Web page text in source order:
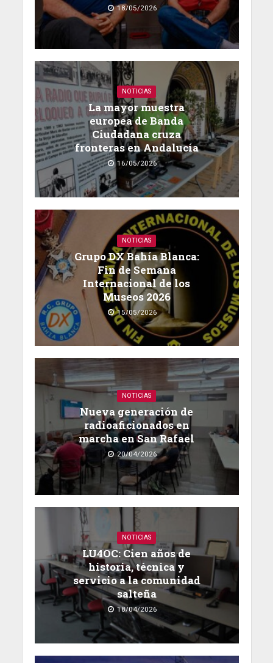
18/05/2026
NOTICIAS
La mayor muestra
europea de Banda
Ciudadana cruza
fronteras en Andalucía
16/05/2026
NOTICIAS
Grupo DX Bahía Blanca:
Fin de Semana
Internacional de los
Museos 2026
15/05/2026
NOTICIAS
Nueva generación de
radioaficionados en
marcha en San Rafael
20/04/2026
NOTICIAS
LU4OC: Cien años de
historia, técnica y
servicio a la comunidad
salteña
18/04/2026